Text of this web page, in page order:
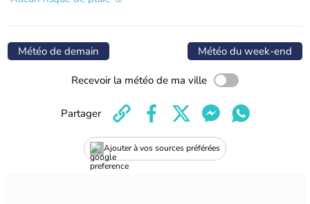
Météo de demain Météo du week-end
Recevoir la météo de ma ville
Ajouter à vos sources préférées
Partager